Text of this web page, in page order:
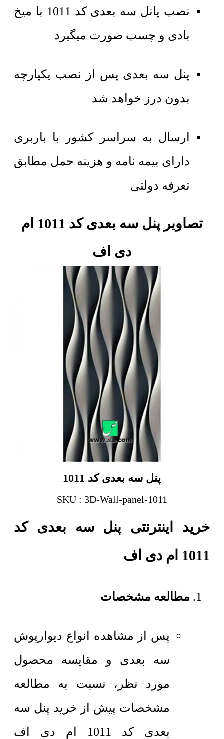
نصب پانل سه بعدی کد 1011 با میخ
بادی و چسب صورت میگیرد
پنل سه بعدی پس از نصب یکپارچه
بدون درز خواهد شد
ارسال به سراسر کشور با باربری
دارای بیمه نامه و هزینه حمل مطابق
تعرفه دولتی
تصاویر پنل سه بعدی کد 1011 ام
دی اف
پنل سه بعدی کد 1011
SKU : 3D-Wall-panel-1011
خرید اینترنتی پنل سه بعدی کد
1011 ام دی اف
مطالعه مشخصات
پس از مشاهده انواع دیوارپوش
سه بعدی و مقایسه محصول
مورد نظر، نسبت به مطالعه
مشخصات پیش از خرید پنل سه
بعدی کد 1011 ام دی اف